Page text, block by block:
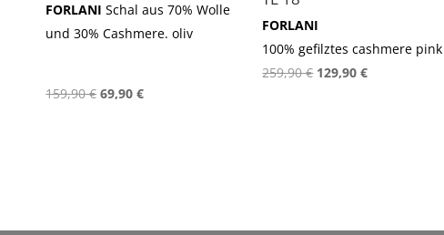
FORLANISchal aus 70% Wolle
und 30% Cashmere. oliv
159,90€ Ursprünglicher
69,90€Aktueller
FORLANI
100% gefilztes cashmere pink
259,90€ Ursprünglicher
129,90€Aktueller